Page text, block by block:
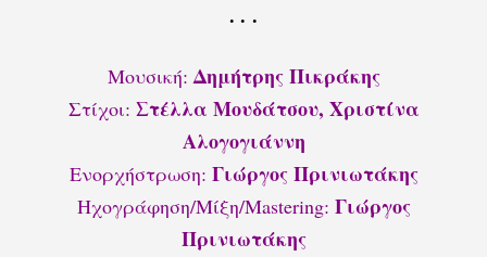
. . .
Μουσική:Δημήτρης Πικράκης
Στίχοι: Στέλλα Μουδάτσου, Χριστίνα
Αλογογιάννη
Ενορχήστρωση: Γιώργος Πρινιωτάκης
Ηχογράφηση/Μίξη/Mastering: Γιώργος
Πρινιωτάκης